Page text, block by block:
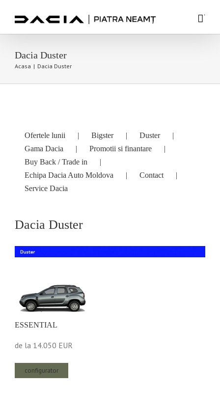
content
'
Dacia Duster
Acasa | Dacia Duster
Ofertele lunii Bigster
Duster
Gama Dacia
Promotii si finantare
Buy Back / Trade in
Echipa Dacia Auto Moldova
Contact
Service Dacia
Dacia Duster
ESSENTIAL
de la 14.050 EUR
configurator